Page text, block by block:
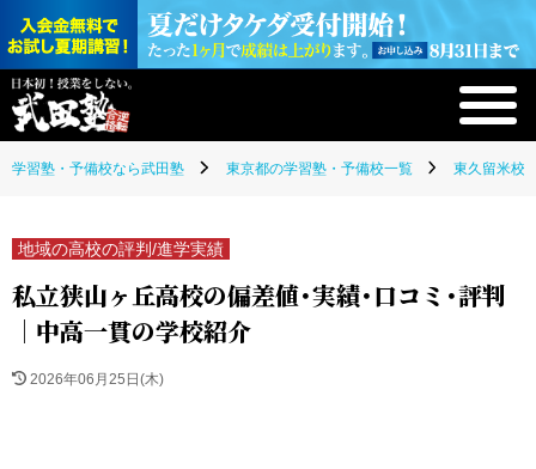
学習塾・予備校なら武田塾 東京都の学習塾・予備校一覧 東久留米校(
地域の高校の評判/進学実績
私立狭山ヶ丘高校の偏差値・実績・口コミ・評判
｜中高一貫の学校紹介
2026年06月25日(木)